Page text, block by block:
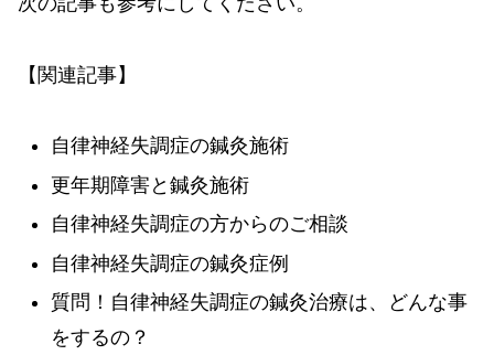
【関連記事】
自律神経失調症の鍼灸施術
更年期障害と鍼灸施術
自律神経失調症の方からのご相談
自律神経失調症の鍼灸症例
質問！自律神経失調症の鍼灸治療は、どんな事
をするの？